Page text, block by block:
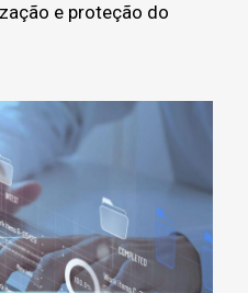
e proteção do